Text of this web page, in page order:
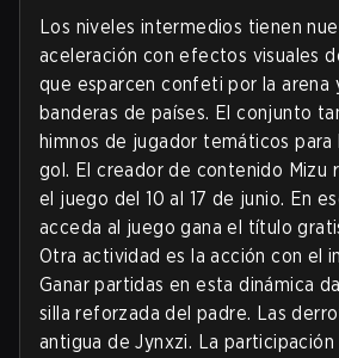
Los niveles intermedios tienen
aceleración con efectos visuales
que esparcen confeti por la arena
banderas de países. El conjunto
himnos de jugador temáticos
gol. El creador de contenido Mizu
el juego del 10 al 17 de junio. En
acceda al juego gana el título
Otra actividad es la acción con el
Ganar partidas en esta dinámica
silla reforzada del padre. Las
antigua de Jynxzi. La